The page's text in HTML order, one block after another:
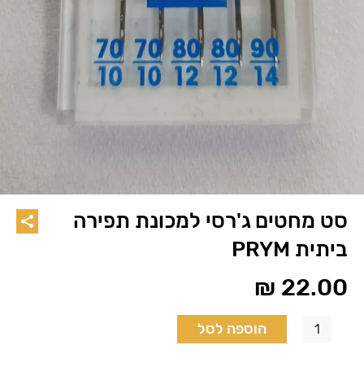
סט מחטים ג'רסי למכונת תפירה
ביתית PRYM
₪ 22.00
הוספה לסל